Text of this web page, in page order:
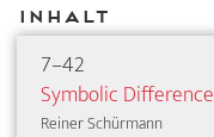
Inhalt
7–42
Symbolic Difference
Reiner Schürmann